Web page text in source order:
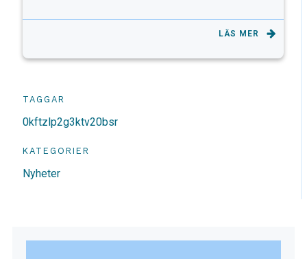
LÄS MER
TAGGAR
0kftzlp2g3ktv20bsr
KATEGORIER
Nyheter